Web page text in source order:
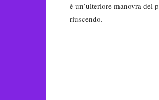
è un’ulteriore manovra del
riuscendo.